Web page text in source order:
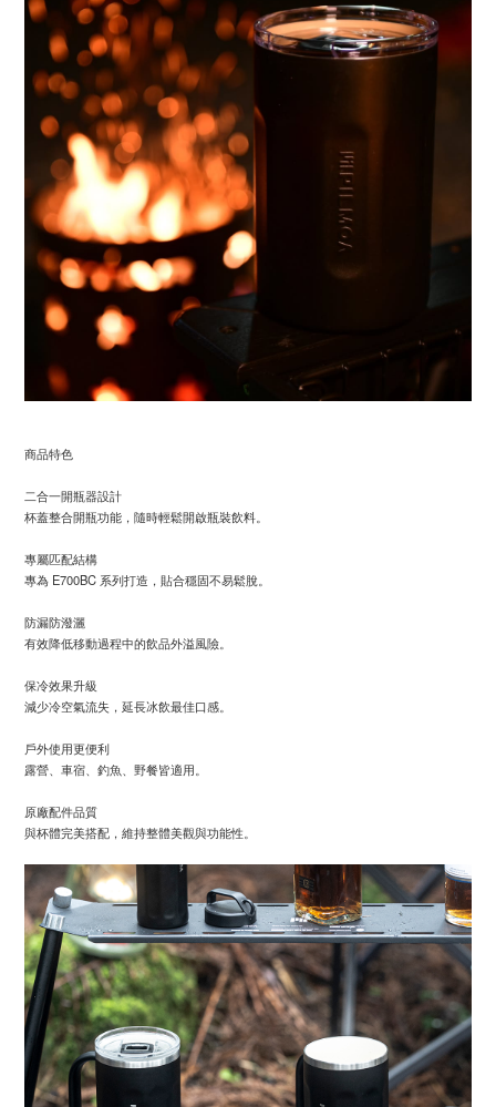
商品特色
二合一開瓶器設計
杯蓋整合開瓶功能，隨時輕鬆開啟瓶裝飲料。
專屬匹配結構
專為 E700BC 系列打造，貼合穩固不易鬆脫。
防漏防潑灑
有效降低移動過程中的飲品外溢風險。
保冷效果升級
減少冷空氣流失，延長冰飲最佳口感。
戶外使用更便利
露營、車宿、釣魚、野餐皆適用。
原廠配件品質
與杯體完美搭配，維持整體美觀與功能性。